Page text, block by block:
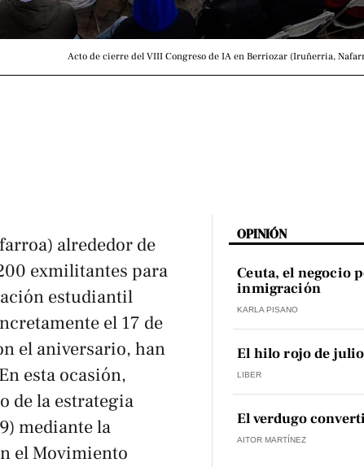
Acto de cierre del VIII Congreso de IA en Berriozar (Iruñerria,
alrededor de
exmilitantes para
estudiantil
el 17 de
el aniversario, han
esta ocasión,
de la estrategia
mediante la
el Movimiento
OPINIÓN
Ceuta, el negocio
inmigración
KARLA PISANO
El hilo rojo de
LIBER
El verdugo
AITOR MARTÍNEZ